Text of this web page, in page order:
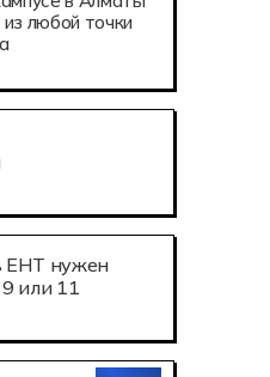
ЕНТ нужен
9 или 11
любой точки